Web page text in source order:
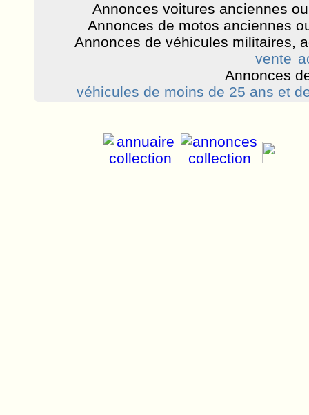
Annonces voitures anciennes
Annonces de motos anciennes
Annonces de véhicules militaires,
vente
Annonces
véhicules de moins de 25 ans et